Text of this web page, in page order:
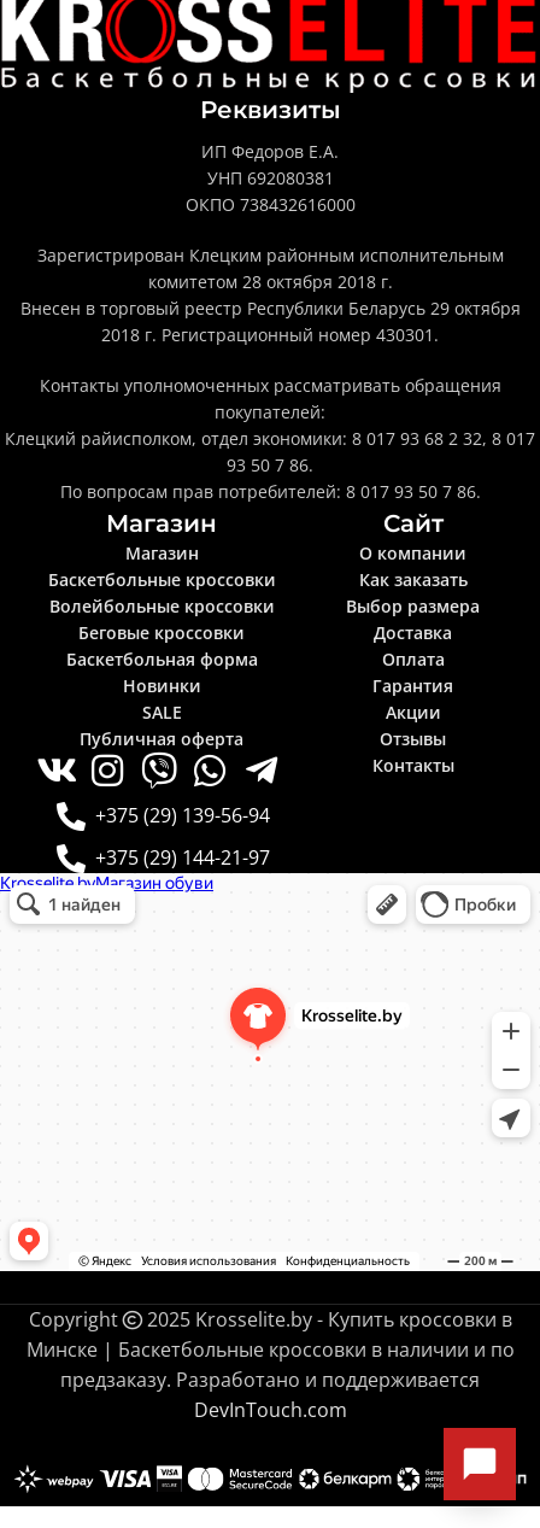
Реквизиты
ИП Федоров Е.А.
УНП 692080381
ОКПО 738432616000
Зарегистрирован Клецким районным исполнительным
комитетом 28 октября 2018 г.
Внесен в торговый реестр Республики Беларусь 29 октября
2018 г. Регистрационный номер 430301.
Контакты уполномоченных рассматривать обращения
покупателей:
Клецкий райисполком, отдел экономики: 8 017 93 68 2 32, 8 017
93 50 7 86.
По вопросам прав потребителей: 8 017 93 50 7 86.
Магазин
Магазин
Баскетбольные кроссовки
Волейбольные кроссовки
Беговые кроссовки
Баскетбольная форма
Новинки
SALE
Публичная оферта
+375 (29) 139-56-94
+375 (29) 144-21-97
Сайт
О компании
Как заказать
Выбор размера
Доставка
Оплата
Гарантия
Акции
Отзывы
Контакты
Krosselite.by
Информационный интернет-сайт в Минске
Copyright
2025 Krosselite.by - Купить кроссовки в
Минске | Баскетбольные кроссовки в наличии и по
предзаказу. Разработано и поддерживается
DevInTouch.com